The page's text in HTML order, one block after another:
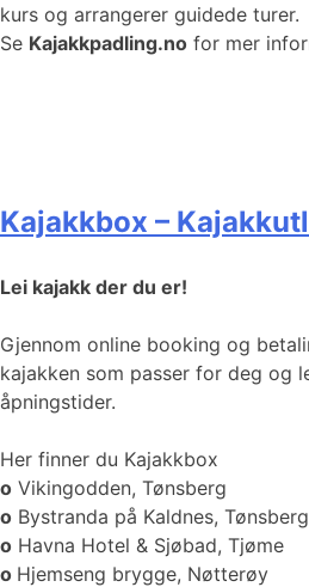
kurs og arrangerer guidede turer.
Se Kajakkpadling.no for mer
Kajakkbox –
Lei kajakk der du er!
Gjennom online booking og
kajakken som passer for deg og
åpningstider.
Her finner du Kajakkbox
o Vikingodden, Tønsberg
o Bystranda på Kaldnes, Tønsberg
o Havna Hotel & Sjøbad, Tjøme
o Hjemseng brygge, Nøtterøy